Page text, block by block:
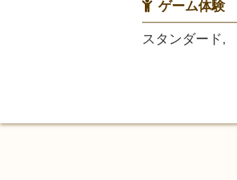
ゲーム体験
スタンダード,